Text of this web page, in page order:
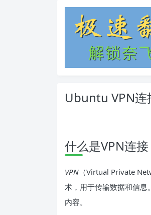
Ubuntu VPN连
什么是VPN连接
VPN （Virtual Private
术，用于传输数据和信息
内容。